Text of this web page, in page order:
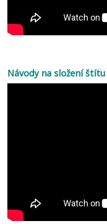
Návody na složení štítu